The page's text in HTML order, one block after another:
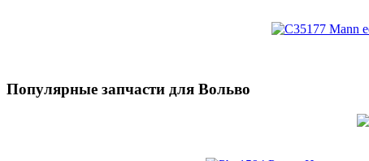
Популярные запчасти для Вольво